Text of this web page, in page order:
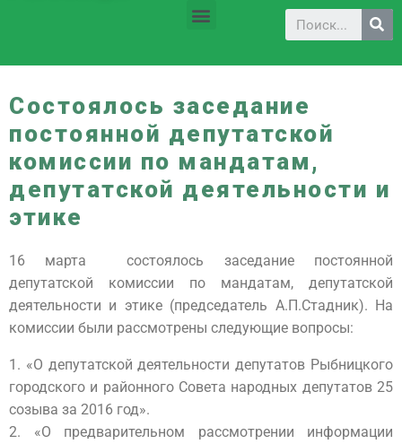
Состоялось заседание
постоянной депутатской
комиссии по мандатам,
депутатской деятельности и
этике
16 марта состоялось заседание постоянной
депутатской комиссии по мандатам, депутатской
деятельности и этике (председатель А.П.Стадник). На
комиссии были рассмотрены следующие вопросы:
1. «О депутатской деятельности депутатов Рыбницкого
городского и районного Совета народных депутатов 25
созыва за 2016 год».
2. «О предварительном рассмотрении информации